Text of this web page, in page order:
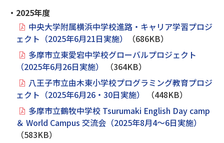
・2025年度
中央大学附属横浜中学校進路・キャリア学習プロジ
ェクト（2025年6月21日実施）
（686KB）
多摩市立東愛宕中学校グローバルプロジェクト
（2025年6月26日実施）
（364KB）
八王子市立由木東小学校プログラミング教育プロジ
ェクト（2025年6月26・30日実施）
（448KB）
多摩市立鶴牧中学校 Tsurumaki English Day camp
＆ World Campus 交流会（2025年8月4～6日実施）
（583KB）